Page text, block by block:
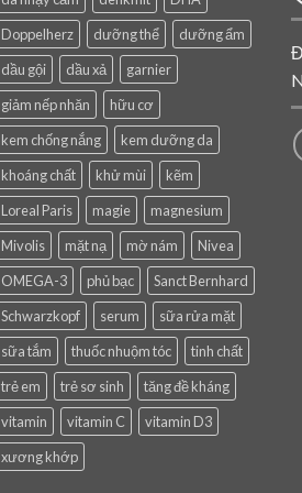
Doppelherz
dưỡng thể
dưỡng ẩm
dầu gội
dầu xả
garnier
giảm nếp nhăn
hữu cơ
kem chống nắng
kem dưỡng da
khoáng chất
khử mùi
kẽm
Loreal Paris
magie
magnesium
Mivolis
mặt nạ mờ nám
Nivea
OMEGA-3
phủ bạc
Sanct Bernhard
Schwarzkopf
serum
sữa rửa mặt
sữa tắm
thuốc nhuộm tóc
tinh chất
trẻ em
trẻ sơ sinh
tăng đề kháng
vitamin
vitamin C
vitamin D3
xương khớp